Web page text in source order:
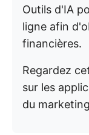
Outils d'IA
ligne afin
financières.
Regardez
sur les
du